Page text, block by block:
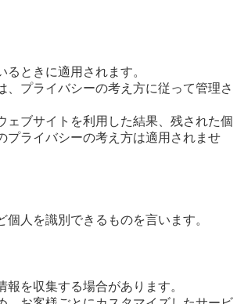
ときに適用されます。
プライバシーの考え方に従って管理さ
ブサイトを利用した結果、残された個
プライバシーの考え方は適用されませ
人を識別できるものを言います。
を収集する場合があります。